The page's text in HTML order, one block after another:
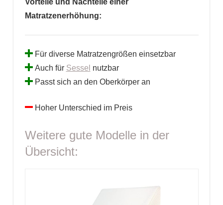
Vorteile und Nachteile einer
Matratzenerhöhung:
Für diverse Matratzengrößen einsetzbar
Auch für Sessel nutzbar
Passt sich an den Oberkörper an
Hoher Unterschied im Preis
Weitere gute Modelle in der
Übersicht: